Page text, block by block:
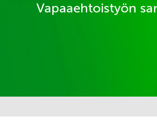
Vapaaehtoistyön